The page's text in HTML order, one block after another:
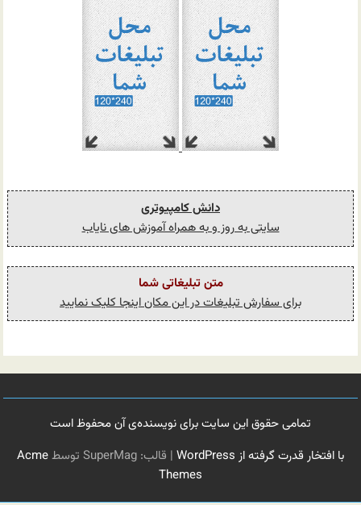
دانش کامپیوتری
سایتی به روز و به همراه آموزش های نایاب
متن تبلیغاتی شما
برای سفارش تبلیغات در این مکان اینجا کلیک نمایید
تمامی حقوق این سایت برای نویسنده‌ی آن محفوظ است
با افتخار قدرت گرفته از WordPress
| قالب: SuperMag توسط
Acme
Themes